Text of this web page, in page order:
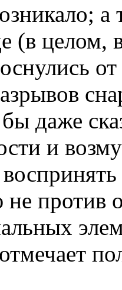
(в целом,
даже
и
не против